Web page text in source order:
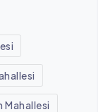
Mahallesi